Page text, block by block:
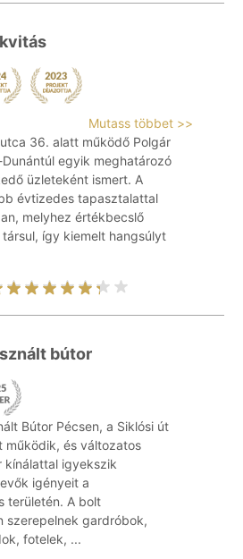
Mutass többet >>
36. alatt működő Polgár
egyik meghatározó
üzleteként ismert. A
évtizedes tapasztalattal
melyhez értékbecslő
így kiemelt hangsúlyt
bútor
Bútor Pécsen, a Siklósi út
működik, és változatos
kínálattal igyekszik
igényeit a
területén. A bolt
szerepelnek gardróbok,
fotelek, ...